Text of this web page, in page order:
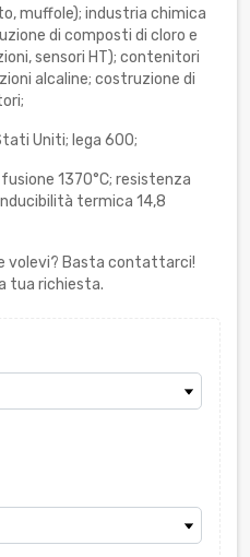
muffole); industria chimica
di composti di cloro e
sensori HT); contenitori
alcaline; costruzione di
Uniti; lega 600;
1370°C; resistenza
termica 14,8
volevi? Basta contattarci!
tua richiesta.